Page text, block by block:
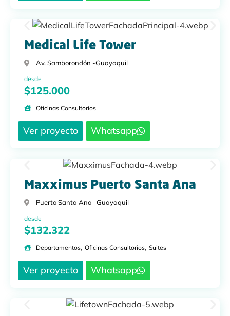
Medical Life Tower
Av. Samborondón -Guayaquil
desde
$125.000
Oficinas Consultorios
Ver proyecto Whatsapp
Maxximus Puerto Santa Ana
Puerto Santa Ana -Guayaquil
desde
$132.322
Departamentos, Oficinas Consultorios, Suites
Ver proyecto Whatsapp